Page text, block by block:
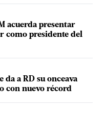
acuerda presentar
como presidente del
a RD su onceava
con nuevo récord